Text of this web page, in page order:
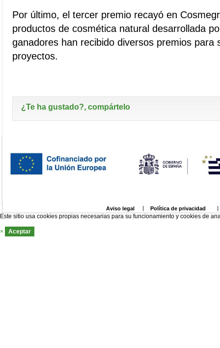
Por último, el tercer premio recayó en
productos de cosmética natural desarrollada
ganadores han recibido diversos premios para
proyectos.
¿Te ha gustado?, compártelo
Aviso legal Política de privacidad
Este sitio usa cookies propias necesarias para su funcionamiento y cookies de
× Aceptar